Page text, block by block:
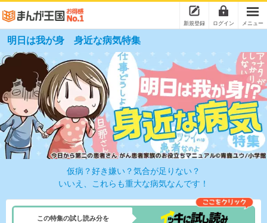
新規登録 ログイン メニュー
明日は我が身 身近な病気特集
仮病？好き嫌い？気合が足りない？
いいえ、これらも重大な病気なんです！
この特集の試し読み分を